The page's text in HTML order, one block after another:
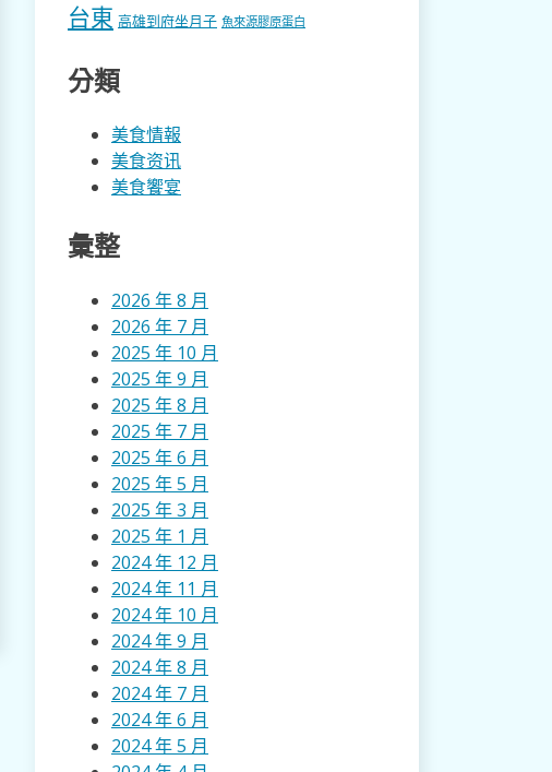
台東 高雄到府坐月子 魚來源膠原蛋白
分類
美食情報
美食资讯
美食饗宴
彙整
2026 年 8 月
2026 年 7 月
2025 年 10 月
2025 年 9 月
2025 年 8 月
2025 年 7 月
2025 年 6 月
2025 年 5 月
2025 年 3 月
2025 年 1 月
2024 年 12 月
2024 年 11 月
2024 年 10 月
2024 年 9 月
2024 年 8 月
2024 年 7 月
2024 年 6 月
2024 年 5 月